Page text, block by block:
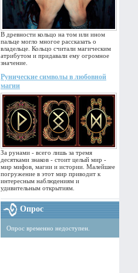
В древности кольцо на том или ином
пальце могло многое рассказать о
владельце. Кольцо считали магическим
атрибутом и придавали ему огромное
значение.
Рунические символы в любовной
магии
За рунами - всего лишь за тремя
десятками знаков - стоит целый мир -
мир мифов, магии и истории. Малейшее
погружение в этот мир приводит к
интересным наблюдениям и
удивительным открытиям.
Опрос
Опрос временно недоступен.